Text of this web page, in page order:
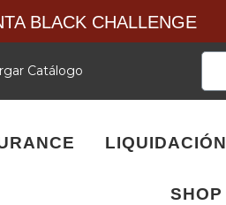
BLACK CHALLENGE
Catálogo
LIQUIDACIÓN
SHOP